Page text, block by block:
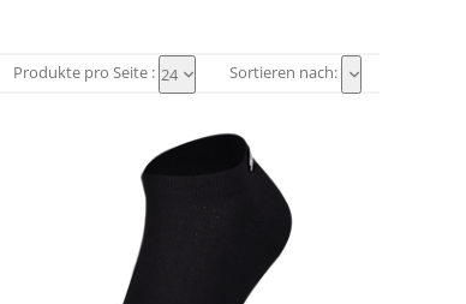
Produkte pro Seite : 24 Sortieren nach: